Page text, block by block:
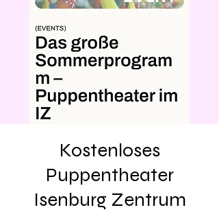
Kostenloses
Puppentheater
Isenburg Zentrum